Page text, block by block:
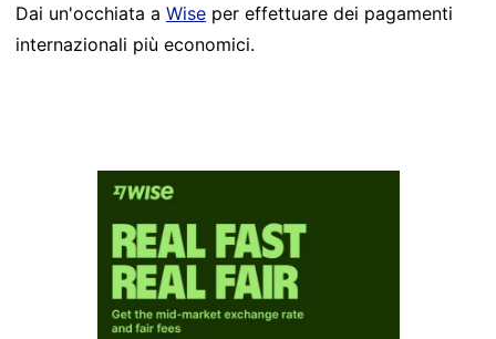
Dai un'occhiata a Wise per effettuare dei pagamenti
internazionali più economici.